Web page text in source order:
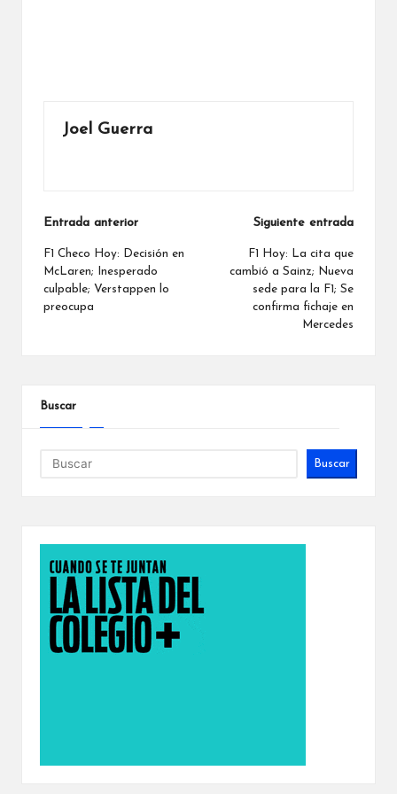
Joel Guerra
Navegación
de
entradas
Entrada anterior
F1 Checo Hoy: Decisión en
McLaren; Inesperado
culpable; Verstappen lo
preocupa
Siguiente entrada
F1 Hoy: La cita que
cambió a Sainz; Nueva
sede para la F1; Se
confirma fichaje en
Mercedes
Buscar
Buscar